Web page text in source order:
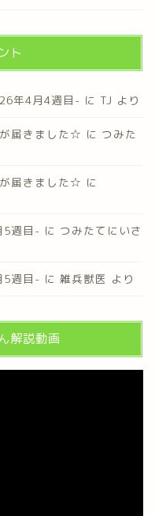
ト
年4月4週目- に TJ より
届きました☆ に つみた
届きました☆ に
5週目- に つみたてにいさ
5週目- に 雑兵獣医 より
解説動画